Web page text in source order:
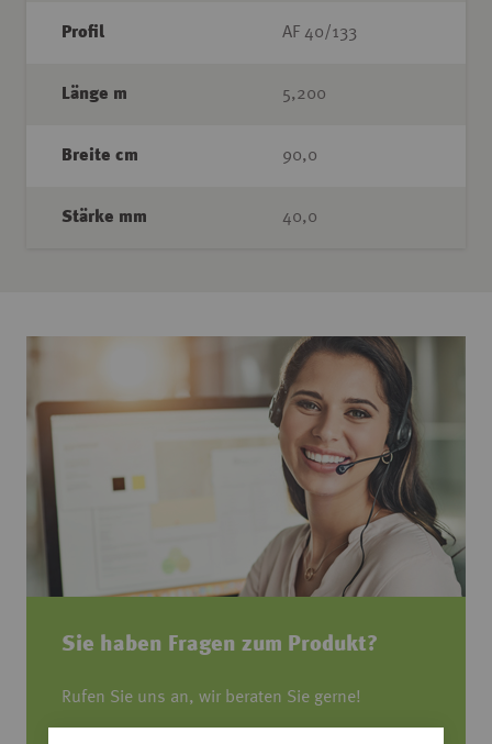
Sie haben Fragen zum Produkt?
Rufen Sie uns an, wir beraten Sie gerne!
Profil AF 40/133
Länge m 5,200
Breite cm 90,0
Stärke mm 40,0